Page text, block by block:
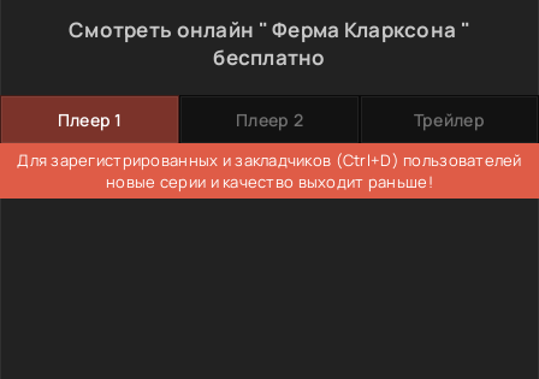
Смотреть онлайн " Ферма Кларксона "
бесплатно
Плеер 1 Плеер 2 Трейлер
Для зарегистрированных и закладчиков (Ctrl+D) пользователей
новые серии и качество выходит раньше!